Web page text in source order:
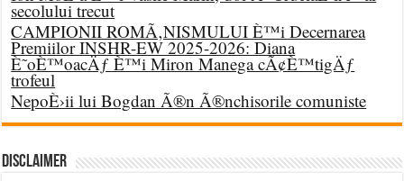
secolului trecut
CAMPIONII ROMÃ‚NISMULUI È™i Decernarea
Premiilor INSHR-EW 2025-2026: Diana
È˜oÈ™oacÄƒ È™i Miron Manega cÃ¢È™tigÄƒ
trofeul
NepoÈ›ii lui Bogdan Ã®n Ã®nchisorile comuniste
DISCLAIMER